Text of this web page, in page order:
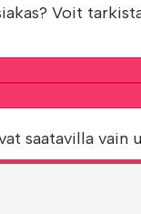
Voit
saatavilla vain